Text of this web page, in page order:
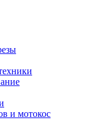
и мотокос